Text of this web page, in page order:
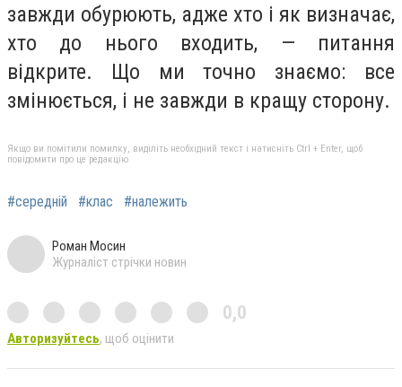
завжди обурюють, адже хто і як визначає,
хто до нього входить, — питання
відкрите. Що ми точно знаємо: все
змінюється, і не завжди в кращу сторону.
Якщо ви помітили помилку, виділіть необхідний текст і натисніть Ctrl + Enter, щоб
повідомити про це редакцію
#середній #клас #належить
Роман Мосин
Журналіст стрічки новин
0,0
Авторизуйтесь, щоб оцінити